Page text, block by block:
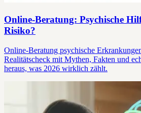
Online-Beratung: Psychische
Risiko?
Online-Beratung psychische
Realitätscheck mit Mythen, Fakten und
heraus, was 2026 wirklich zählt.